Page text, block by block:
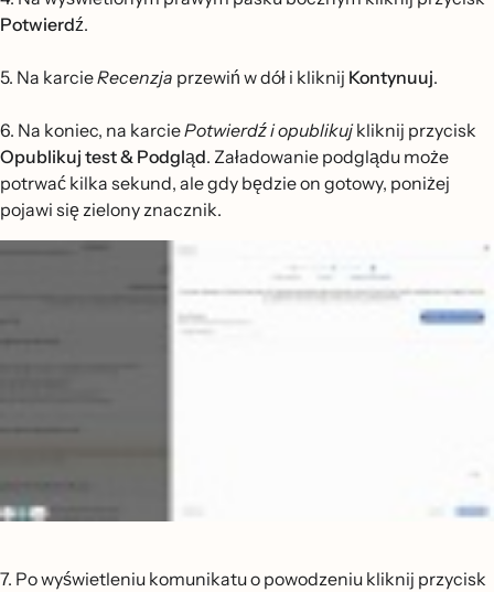
Potwierdź.
5. Na karcieRecenzja przewiń w dół i kliknij Kontynuuj.
6. Na koniec, na karciePotwierdźi opublikujkliknij przycisk
Opublikuj test & Podgląd. Załadowanie podglądu może
potrwać kilka sekund, ale gdy będzie on gotowy, poniżej
pojawi się zielony znacznik.
7. Po wyświetleniu komunikatu o powodzeniu kliknij przycisk